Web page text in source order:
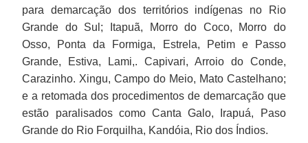
para demarcação dos territórios indígenas no Rio
Grande do Sul; Itapuã, Morro do Coco, Morro do
Osso, Ponta da Formiga, Estrela, Petim e Passo
Grande, Estiva, Lami,. Capivari, Arroio do Conde,
Carazinho. Xingu, Campo do Meio, Mato Castelhano;
e a retomada dos procedimentos de demarcação que
estão paralisados como Canta Galo, Irapuá, Paso
Grande do Rio Forquilha, Kandóia, Rio dos Índios.